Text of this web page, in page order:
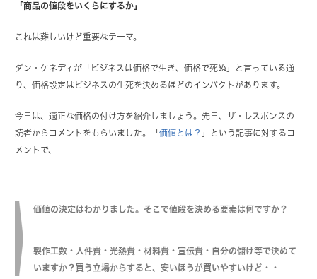
「商品の値段をいくらにするか」
これは難しいけど重要なテーマ。
ダン・ケネディが「ビジネスは価格で生き、価格で死ぬ」と言っている通
り、価格設定はビジネスの生死を決めるほどのインパクトがあります。
今日は、適正な価格の付け方を紹介しましょう。先日、ザ・レスポンスの
読者からコメントをもらいました。「価値とは？ 」という記事に対するコ
メントで、
価値の決定はわかりました。そこで値段を決める要素は何ですか？
製作工数・人件費・光熱費・材料費・宣伝費・自分の儲け等で決めて
いますか？買う立場からすると、安いほうが買いやすいけど・・